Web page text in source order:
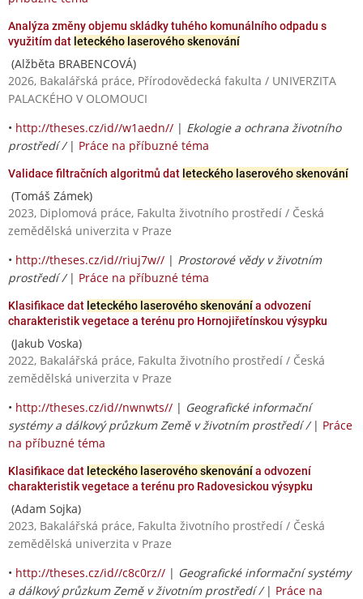
Analýza změny objemu skládky tuhého komunálního odpadu s
využitím dat leteckého laserového skenování
(Alžběta BRABENCOVÁ)
2026, Bakalářská práce, Přírodovědecká fakulta / UNIVERZITA
PALACKÉHO V OLOMOUCI
• http://theses.cz/id//w1aedn// | Ekologie a ochrana životního
prostředí / | Práce na příbuzné téma
Validace filtračních algoritmů dat leteckého laserového skenování
(Tomáš Zámek)
2023, Diplomová práce, Fakulta životního prostředí / Česká
zemědělská univerzita v Praze
• http://theses.cz/id//riuj7w// | Prostorové vědy v životním
prostředí / | Práce na příbuzné téma
Klasifikace dat leteckého laserového skenovánía odvození
charakteristik vegetace a terénu pro Hornojiřetínskou výsypku
(Jakub Voska)
2022, Bakalářská práce, Fakulta životního prostředí / Česká
zemědělská univerzita v Praze
• http://theses.cz/id//nwnwts// | Geografické informační
systémy a dálkový průzkum Země v životním prostředí / | Práce
na příbuzné téma
Klasifikace dat leteckého laserového skenovánía odvození
charakteristik vegetace a terénu pro Radovesickou výsypku
(Adam Sojka)
2023, Bakalářská práce, Fakulta životního prostředí / Česká
zemědělská univerzita v Praze
• http://theses.cz/id//c8c0rz// | Geografické informační systémy
a dálkový průzkum Země v životním prostředí / | Práce na